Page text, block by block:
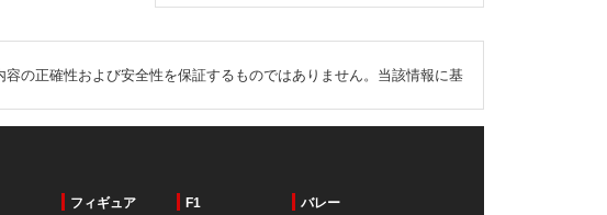
の正確性および安全性を保証するものではありません。当該情報に基
フィギュア F1 バレー